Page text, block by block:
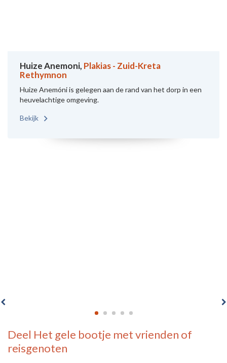
Huize Anemoni, Plakias - Zuid-Kreta
Rethymnon
Huize Anemóni is gelegen aan de rand van het dorp in een
heuvelachtige omgeving.
Bekijk
Deel Het gele bootje met vrienden of
reisgenoten